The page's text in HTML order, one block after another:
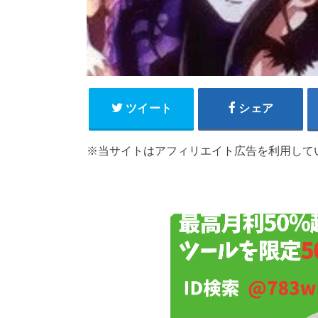
ツイート シェア
※当サイトはアフィリエイト広告を利用して